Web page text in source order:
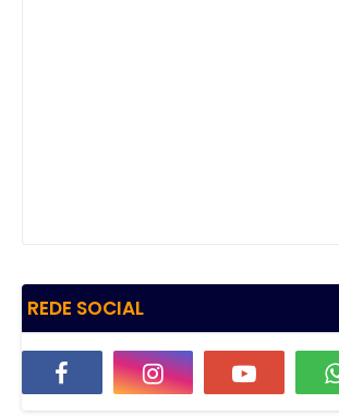
REDE SOCIAL